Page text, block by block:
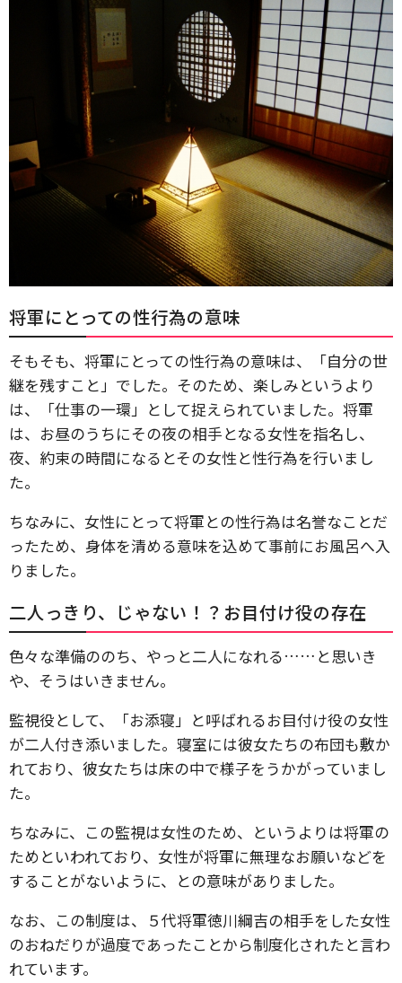
将軍にとっての性行為の意味
そもそも、将軍にとっての性行為の意味は、「自分の世
継を残すこと」でした。そのため、楽しみというより
は、「仕事の一環」として捉えられていました。将軍
は、お昼のうちにその夜の相手となる女性を指名し、
夜、約束の時間になるとその女性と性行為を行いまし
た。
ちなみに、女性にとって将軍との性行為は名誉なことだ
ったため、身体を清める意味を込めて事前にお風呂へ入
りました。
二人っきり、じゃない！？お目付け役の存在
色々な準備ののち、やっと二人になれる……と思いき
や、そうはいきません。
監視役として、「お添寝」と呼ばれるお目付け役の女性
が二人付き添いました。寝室には彼女たちの布団も敷か
れており、彼女たちは床の中で様子をうかがっていまし
た。
ちなみに、この監視は女性のため、というよりは将軍の
ためといわれており、女性が将軍に無理なお願いなどを
することがないように、との意味がありました。
なお、この制度は、５代将軍徳川綱吉の相手をした女性
のおねだりが過度であったことから制度化されたと言わ
れています。